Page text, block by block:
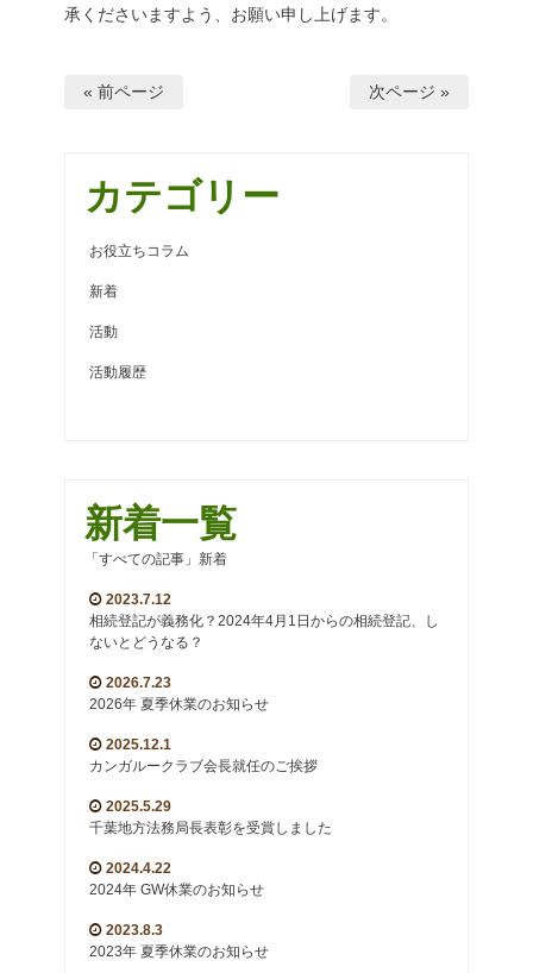
承くださいますよう、お願い申し上げます。
« 前ページ 次ページ »
カテゴリー
お役立ちコラム
新着
活動
活動履歴
新着一覧
「すべての記事」新着
2023.7.12
相続登記が義務化？2024年4月1日からの相続登記、し
ないとどうなる？
2026.7.23
2026年 夏季休業のお知らせ
2025.12.1
カンガルークラブ会長就任のご挨拶
2025.5.29
千葉地方法務局長表彰を受賞しました
2024.4.22
2024年 GW休業のお知らせ
2023.8.3
2023年 夏季休業のお知らせ